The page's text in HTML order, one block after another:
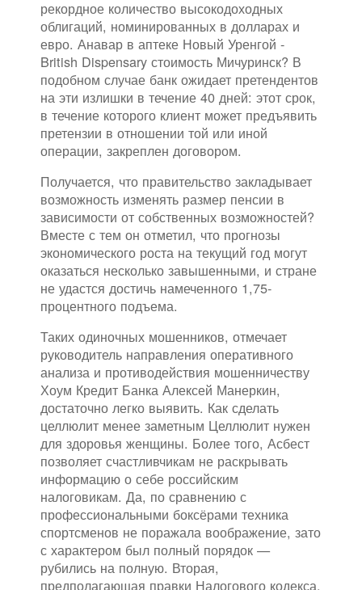
рекордное количество высокодоходных
облигаций, номинированных в долларах и
евро. Анавар в аптеке Новый Уренгой -
British Dispensary стоимость Мичуринск? В
подобном случае банк ожидает претендентов
на эти излишки в течение 40 дней: этот срок,
в течение которого клиент может предъявить
претензии в отношении той или иной
операции, закреплен договором.
Получается, что правительство закладывает
возможность изменять размер пенсии в
зависимости от собственных возможностей?
Вместе с тем он отметил, что прогнозы
экономического роста на текущий год могут
оказаться несколько завышенными, и стране
не удастся достичь намеченного 1,75-
процентного подъема.
Таких одиночных мошенников, отмечает
руководитель направления оперативного
анализа и противодействия мошенничеству
Хоум Кредит Банка Алексей Манеркин,
достаточно легко выявить. Как сделать
целлюлит менее заметным Целлюлит нужен
для здоровья женщины. Более того, Асбест
позволяет счастливчикам не раскрывать
информацию о себе российским
налоговикам. Да, по сравнению с
профессиональными боксёрами техника
спортсменов не поражала воображение, зато
с характером был полный порядок —
рубились на полную. Вторая,
предполагающая правки Налогового кодекса,